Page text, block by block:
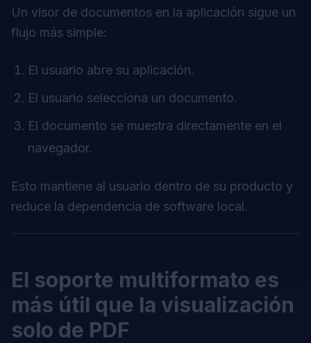
Un visor de documentos en la aplicación sigue un
flujo más simple:
El usuario abre su aplicación.
El usuario selecciona un documento.
El documento se muestra directamente en el
navegador.
Esto mantiene al usuario dentro de su producto y
reduce la dependencia de software local.
El soporte multiformato es
más útil que la visualización
solo de PDF